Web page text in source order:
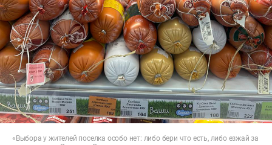
«Выбора у жителей поселка особо нет: либо бери что есть, либо езжай за